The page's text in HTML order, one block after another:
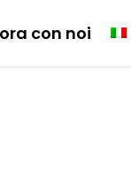
con noi